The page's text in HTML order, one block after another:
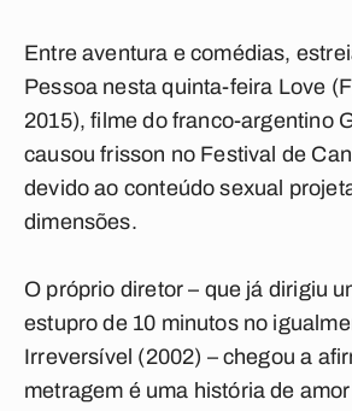
Entre aventura e comédias,
Pessoa nesta quinta-feira Love
2015), filme do franco-argentino
causou frisson no Festival de
devido ao conteúdo sexual
dimensões.
O próprio diretor – que já dirigiu
estupro de 10 minutos no
Irreversível (2002) – chegou a
metragem é uma história de